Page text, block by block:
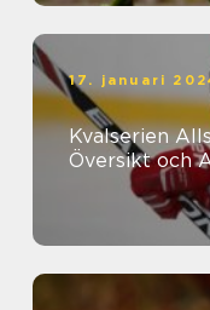
17. januari
Kvalserien
Översikt och